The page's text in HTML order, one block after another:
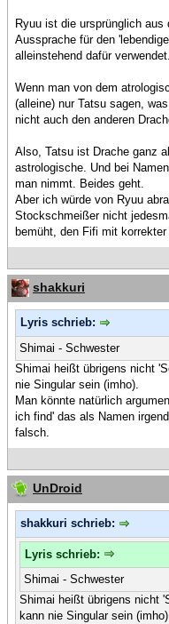
Ryuu ist die ursprünglich
Aussprache für den
alleinstehend dafür verwendet.
Wenn man von dem
(alleine) nur Tatsu sagen,
nicht auch den anderen
Also, Tatsu ist Drache ganz
astrologische. Und bei
man nimmt. Beides geht.
Aber ich würde von Ryuu
Stockschmeißer nicht
bemüht, den Fifi mit
shakkuri
Lyris schrieb:
Shimai - Schwester
Shimai heißt übrigens nicht
nie Singular sein (imho).
Man könnte natürlich
ich find' das als Namen
falsch.
UnDroid
shakkuri schrieb:
Lyris schrieb:
Shimai - Schwester
Shimai heißt übrigens nicht
kann nie Singular sein